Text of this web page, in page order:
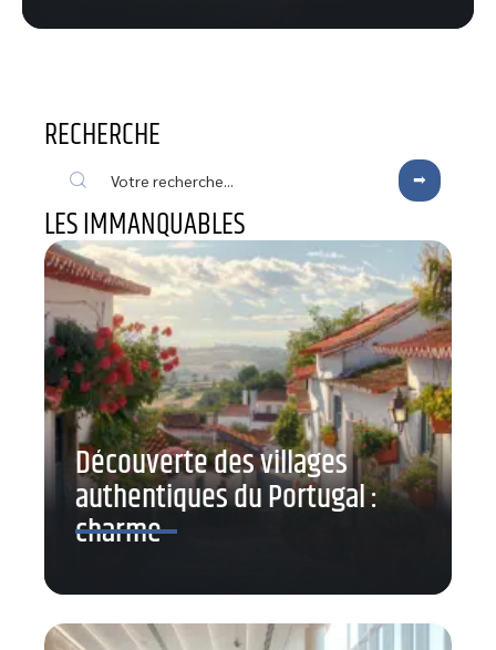
RECHERCHE
LES IMMANQUABLES
Découverte des villages
authentiques du Portugal :
charme